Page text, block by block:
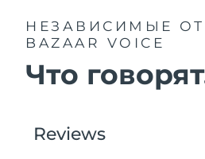
НЕЗАВИСИМЫЕ
BAZAAR VOICE
Что